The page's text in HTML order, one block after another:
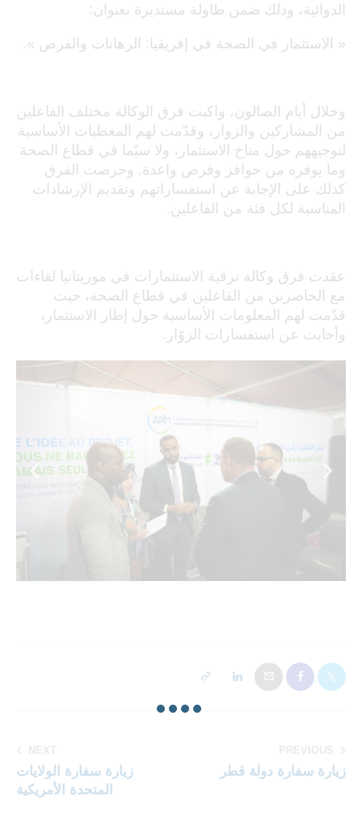
الدوائية، وذلك ضمن طاولة مستديرة بعنوان:
« الاستثمار في الصحة في إفريقيا: الرهانات والفرص ».
وخلال أيام الصالون، واكبت فرق الوكالة مختلف الفاعلين
من المشاركين والزوار، وقدّمت لهم المعطيات الأساسية
لتوجيههم حول مناخ الاستثمار، ولا سيّما في قطاع الصحة
وما يوفره من حوافز وفرص واعدة. وحرصت الفرق
كذلك على الإجابة عن استفساراتهم وتقديم الإرشادات
المناسبة لكل فئة من الفاعلين.
عقدت فرق وكالة ترقية الاستثمارات في موريتانيا لقاءات
مع الحاضرين من الفاعلين في قطاع الصحة، حيث
قدّمت لهم المعلومات الأساسية حول إطار الاستثمار،
وأجابت عن استفسارات الزوّار.
زيارة سفارة دولة قطر
زيارة سفارة الولايات
المتحدة الأمريكية